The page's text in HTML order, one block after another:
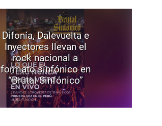
Difonía, Dalevuelta e
Inyectores llevan el
rock nacional a
formato sinfónico en
“Brutal Sinfónico”